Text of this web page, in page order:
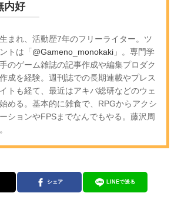
内好
まれ、活動歴7年のフリーライター。ツ
トは「 @Gameno_monokaki 」。専門学
のゲーム雑誌の記事作成や編集プロダク
成を経験。週刊誌での長期連載やプレス
トも経て、最近はアキバ総研などのウェ
める。基本的に雑食で、RPGからアクシ
ションやFPSまでなんでもやる。藤沢周
シェア LINEで送る